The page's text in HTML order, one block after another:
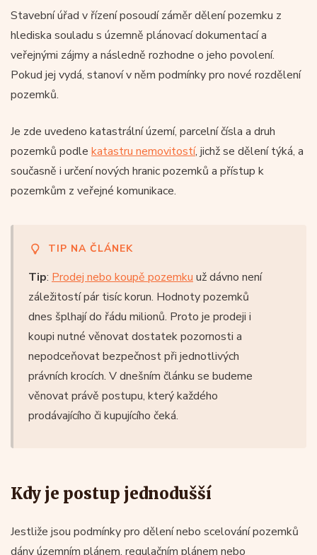
Stavební úřad v řízení posoudí záměr dělení pozemku z
hlediska souladu s územně plánovací dokumentací a
veřejnými zájmy a následně rozhodne o jeho povolení.
Pokud jej vydá, stanoví v něm podmínky pro nové rozdělení
pozemků.
Je zde uvedeno katastrální území, parcelní čísla a druh
pozemků podle katastru nemovitostí, jichž se dělení týká, a
současně i určení nových hranic pozemků a přístup k
pozemkům z veřejné komunikace.
TIP NA ČLÁNEK
Tip: Prodej nebo koupě pozemku už dávno není
záležitostí pár tisíc korun. Hodnoty pozemků
dnes šplhají do řádu milionů. Proto je prodeji i
koupi nutné věnovat dostatek pozornosti a
nepodceňovat bezpečnost při jednotlivých
právních krocích. V dnešním článku se budeme
věnovat právě postupu, který každého
prodávajícího či kupujícího čeká.
Kdy je postup jednodušší
Jestliže jsou podmínky pro dělení nebo scelování pozemků
dány územním plánem, regulačním plánem nebo